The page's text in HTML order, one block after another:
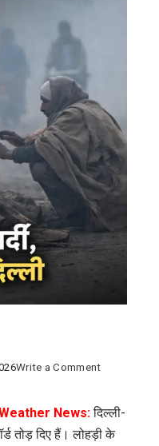
Write a Commenton
Weather
News:
Weather News:दिल्ली-
तोड़ दिए हैं। लोहड़ी के